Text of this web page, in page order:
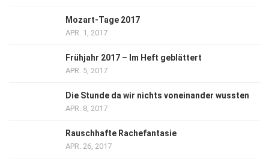
Mozart-Tage 2017
APR. 1, 2017
Frühjahr 2017 – Im Heft geblättert
APR. 5, 2017
Die Stunde da wir nichts voneinander wussten
APR. 8, 2017
Rauschhafte Rachefantasie
APR. 26, 2017